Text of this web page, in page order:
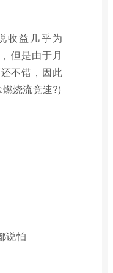
收益几乎为
但是由于月
不错，因此
烧流竞速?)
说怕